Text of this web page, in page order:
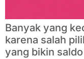
Banyak yang
karena salah
yang bikin